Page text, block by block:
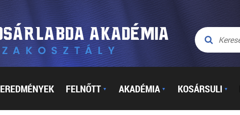
EREDMÉNYEK FELNŐTT ▼ AKADÉMIA ▼ KOSÁRSULI ▼